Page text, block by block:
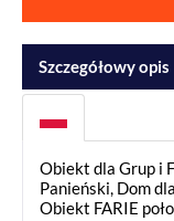
Szczegółowy opis
Obiekt dla Grup i
Panieński, Dom
Obiekt FARIE